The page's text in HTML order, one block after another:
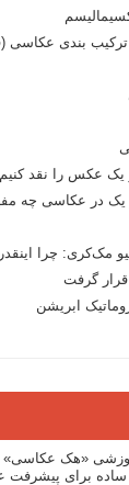
بندی عکاسی
عکس را نقد کنیم
یک در عکاسی چه
مک‌کری: چرا اینقدر
گرفت
ابریشن
«هک عکاسی»
ساده برای پیشرفت